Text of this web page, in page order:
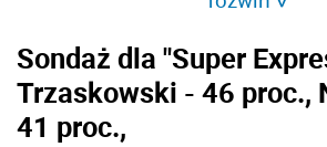
Sondaż dla "Super
Trzaskowski - 46 proc.,
41 proc.,